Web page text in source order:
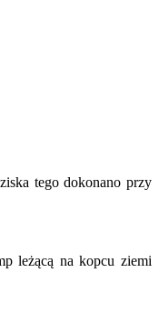
tego dokonano przy
leżącą na kopcu ziemi